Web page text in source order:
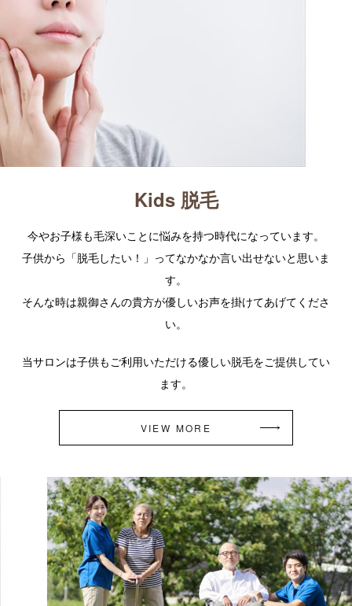
Kids 脱毛
今やお子様も毛深いことに悩みを持つ時代になっています。
子供から「脱毛したい！」ってなかなか言い出せないと思いま
す。
そんな時は親御さんの貴方が優しいお声を掛けてあげてくださ
い。
当サロンは子供もご利用いただける優しい脱毛をご提供してい
ます。
VIEW MORE